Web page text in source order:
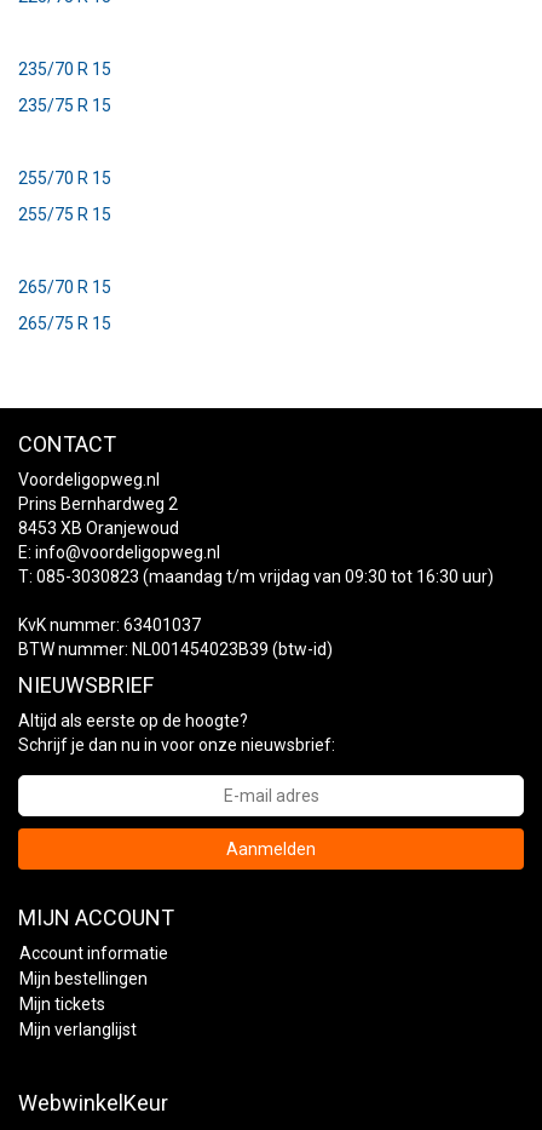
235/70 R 15
235/75 R 15
255/70 R 15
255/75 R 15
265/70 R 15
265/75 R 15
CONTACT
Voordeligopweg.nl
Prins Bernhardweg 2
8453 XB Oranjewoud
E: info@voordeligopweg.nl
T: 085-3030823 (maandag t/m vrijdag van 09:30 tot 16:30 uur)
KvK nummer: 63401037
BTW nummer: NL001454023B39 (btw-id)
NIEUWSBRIEF
Altijd als eerste op de hoogte?
Schrijf je dan nu in voor onze nieuwsbrief:
Aanmelden
MIJN ACCOUNT
Account informatie
Mijn bestellingen
Mijn tickets
Mijn verlanglijst
WebwinkelKeur